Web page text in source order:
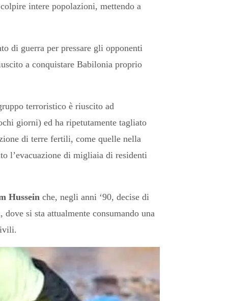
intere popolazioni, mettendo a
di guerra per pressare gli opponenti
a conquistare Babilonia proprio
terroristico è riuscito ad
giorni) ed ha ripetutamente tagliato
di terre fertili, come quelle nella
l’evacuazione di migliaia di residenti
Hussein che, negli anni ‘90, decise di
, dove si sta attualmente consumando una